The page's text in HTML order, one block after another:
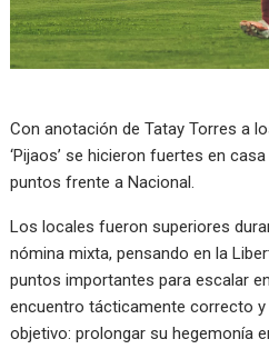
Con anotación de Tatay Torres a
‘Pijaos’ se hicieron fuertes en
puntos frente a Nacional.
Los locales fueron superiores
nómina mixta, pensando en la
puntos importantes para escalar
encuentro tácticamente correcto
objetivo: prolongar su hegemonía